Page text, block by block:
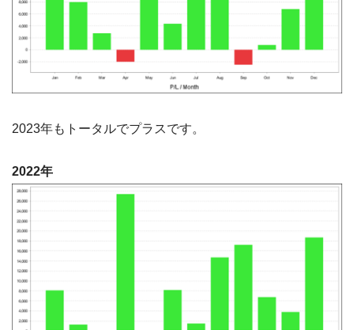
2023年もトータルでプラスです。
2022年